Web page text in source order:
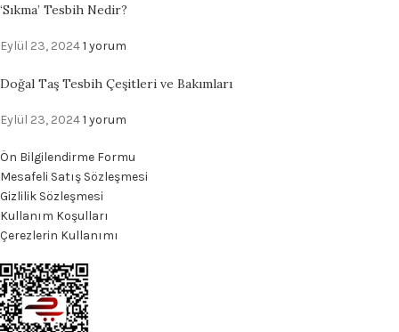
‘Sıkma’ Tesbih Nedir?
Eylül 23, 20241 yorum
Doğal Taş Tesbih Çeşitleri ve Bakımları
Eylül 23, 20241 yorum
Ön Bilgilendirme Formu
Mesafeli Satış Sözleşmesi
Gizlilik Sözleşmesi
Kullanım Koşulları
Çerezlerin Kullanımı